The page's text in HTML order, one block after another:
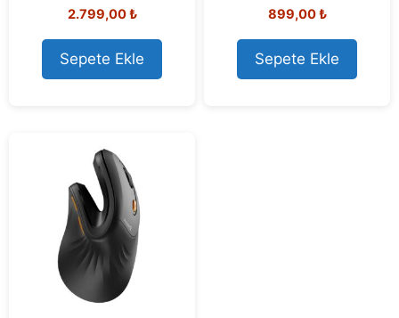
0
o
u
t
o
f
2.799,00₺
Sepete Ekle
0
u
t
o
f
899,00₺
Sepete Ekle